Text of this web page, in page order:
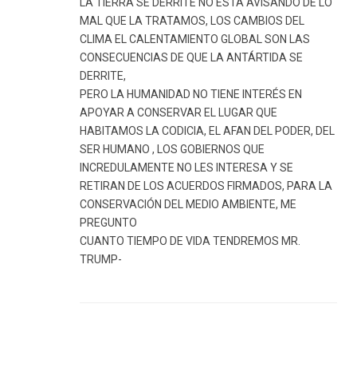
MAL QUE LA TRATAMOS, LOS CAMBIOS DEL
CLIMA EL CALENTAMIENTO GLOBAL SON LAS
CONSECUENCIAS DE QUE LA ANTÁRTIDA SE
DERRITE,
PERO LA HUMANIDAD NO TIENE INTERÉS EN
APOYAR A CONSERVAR EL LUGAR QUE
HABITAMOS LA CODICIA, EL AFAN DEL PODER, DEL
SER HUMANO , LOS GOBIERNOS QUE
INCREDULAMENTE NO LES INTERESA Y SE
RETIRAN DE LOS ACUERDOS FIRMADOS, PARA LA
CONSERVACIÓN DEL MEDIO AMBIENTE, ME
PREGUNTO
CUANTO TIEMPO DE VIDA TENDREMOS MR.
TRUMP-